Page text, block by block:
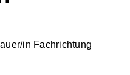
in Fachrichtung